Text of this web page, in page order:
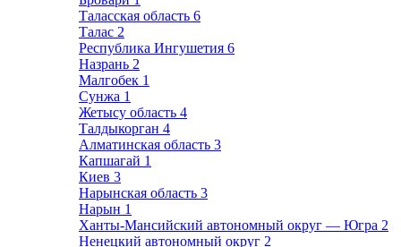
Таласская область 6
Талас 2
Республика Ингушетия 6
Назрань 2
Малгобек 1
Сунжа 1
Жетысу область 4
Талдыкорган 4
Алматинская область 3
Капшагай 1
Киев 3
Нарынская область 3
Нарын 1
Ханты-Мансийский автономный округ — Югра 2
Ненецкий автономный округ 2